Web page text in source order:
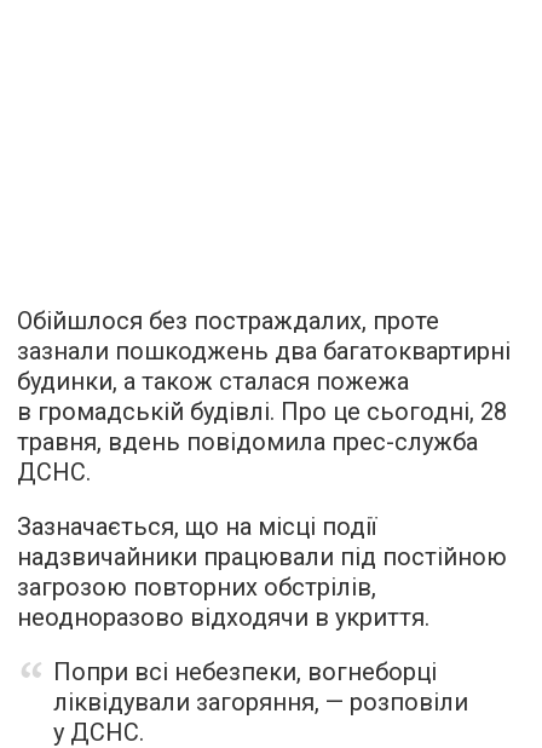
Обійшлося без постраждалих, проте
зазнали пошкоджень два багатоквартирні
будинки, а також сталася пожежа
в громадській будівлі. Про це сьогодні, 28
травня, вдень повідомила прес-служба
ДСНС.
Зазначається, що на місці події
надзвичайники працювали під постійною
загрозою повторних обстрілів,
неодноразово відходячи в укриття.
Попри всі небезпеки, вогнеборці
ліквідували загоряння, — розповіли
у ДСНС.